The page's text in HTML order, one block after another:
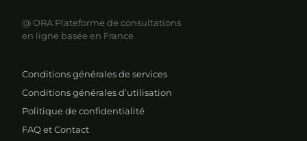
@ ORA Plateforme de consultations
en ligne basée en France
Conditions générales de services
Conditions générales d’utilisation
Politique de confidentialité
FAQ et Contact